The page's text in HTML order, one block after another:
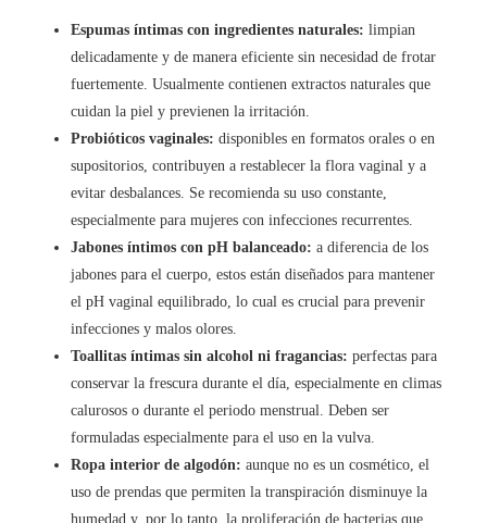
Espumas íntimas con ingredientes naturales: limpian
delicadamente y de manera eficiente sin necesidad de frotar
fuertemente. Usualmente contienen extractos naturales que
cuidan la piel y previenen la irritación.
Probióticos vaginales: disponibles en formatos orales o en
supositorios, contribuyen a restablecer la flora vaginal y a
evitar desbalances. Se recomienda su uso constante,
especialmente para mujeres con infecciones recurrentes.
Jabones íntimos con pH balanceado: a diferencia de los
jabones para el cuerpo, estos están diseñados para mantener
el pH vaginal equilibrado, lo cual es crucial para prevenir
infecciones y malos olores.
Toallitas íntimas sin alcohol ni fragancias: perfectas para
conservar la frescura durante el día, especialmente en climas
calurosos o durante el periodo menstrual. Deben ser
formuladas especialmente para el uso en la vulva.
Ropa interior de algodón: aunque no es un cosmético, el
uso de prendas que permiten la transpiración disminuye la
humedad y, por lo tanto, la proliferación de bacterias que